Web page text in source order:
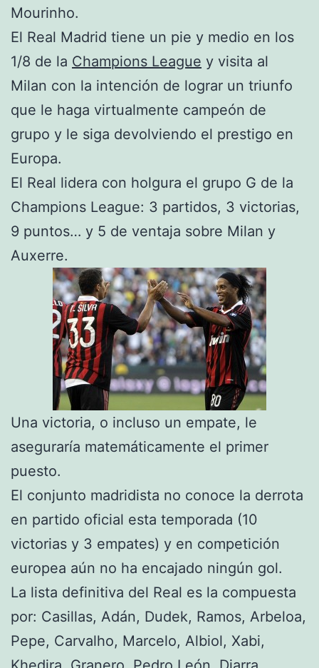
Mourinho.
El Real Madrid tiene un pie y medio en los
1/8 de la Champions League y visita al
Milan con la intención de lograr un triunfo
que le haga virtualmente campeón de
grupo y le siga devolviendo el prestigo en
Europa.
El Real lidera con holgura el grupo G de la
Champions League: 3 partidos, 3 victorias,
9 puntos… y 5 de ventaja sobre Milan y
Auxerre.
Una victoria, o incluso un empate, le
aseguraría matemáticamente el primer
puesto.
El conjunto madridista no conoce la derrota
en partido oficial esta temporada (10
victorias y 3 empates) y en competición
europea aún no ha encajado ningún gol.
La lista definitiva del Real es la compuesta
por: Casillas, Adán, Dudek, Ramos, Arbeloa,
Pepe, Carvalho, Marcelo, Albiol, Xabi,